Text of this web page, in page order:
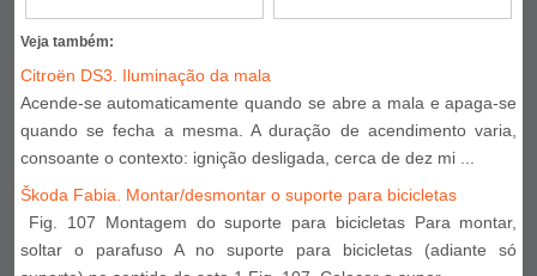
Veja também:
Citroën DS3. Iluminação da mala
Acende-se automaticamente quando se abre a mala e apaga-se
quando se fecha a mesma. A duração de acendimento varia,
consoante o contexto: ignição desligada, cerca de dez mi ...
Škoda Fabia. Montar/desmontar o suporte para bicicletas
Fig. 107 Montagem do suporte para bicicletas Para montar,
soltar o parafuso A no suporte para bicicletas (adiante só